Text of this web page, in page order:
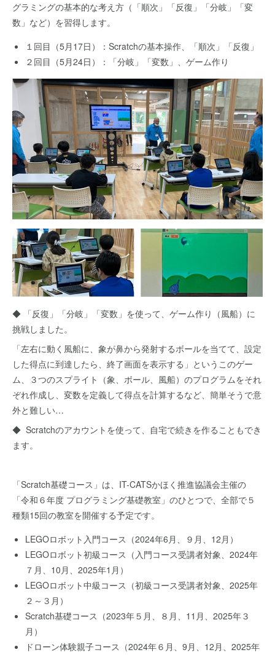
グラミングの基本的な考え方（「順次」「反復」「分岐」「変
数」など）を習得します。
１回目（5月17日）：Scratchの基本操作、「順次」「反復」
２回目（5月24日）：「分岐」「変数」、ゲーム作り
◆ 「反復」「分岐」「変数」を使って、ゲーム作り（風船）に
挑戦しました。
「左右に動く風船に、象が鼻から発射するボールを当てて、設定
した得点に到達したら、終了画面を表示する」というこのゲー
ム、３つのスプライト（象、ボール、風船）のプログラムをそれ
ぞれ作成し、変数を定義して得点を計算するなど、簡単そうで意
外と難しい…
◆ Scratchのアカウントを使って、自宅で続きを作ることもでき
ます。
「Scratch基礎コース」は、IT-CATSかほく推進協議会主催の
「令和６年度 プログラミング基礎教室」のひとつで、全部で５
種類15回の教室を開催する予定です。
LEGOロボット入門コース（2024年6月、９月、12月）
LEGOロボット初級コース（入門コース受講者対象、2024年
７月、10月、2025年1月）
LEGOロボット中級コース（初級コース受講者対象、2025年
２～３月）
Scratch基礎コース（2023年５月、８月、11月、2025年３
月）
ドローン体験親子コース（2024年６月、9月、12月、2025年